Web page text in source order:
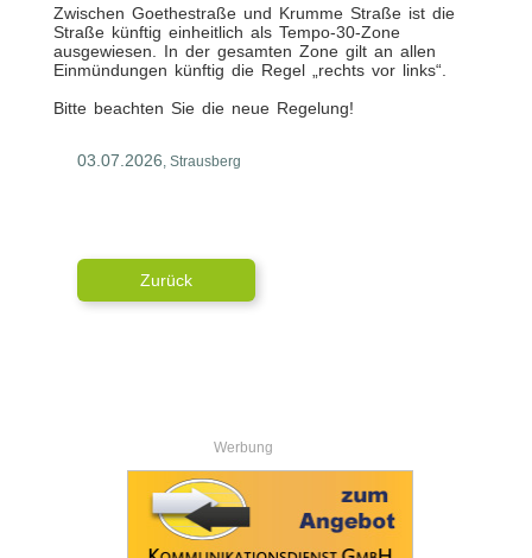
Zwischen Goethestraße und Krumme Straße ist die
Straße künftig einheitlich als Tempo-30-Zone
ausgewiesen. In der gesamten Zone gilt an allen
Einmündungen künftig die Regel „rechts vor links“.
Bitte beachten Sie die neue Regelung!
03.07.2026, Strausberg
Zurück
Werbung